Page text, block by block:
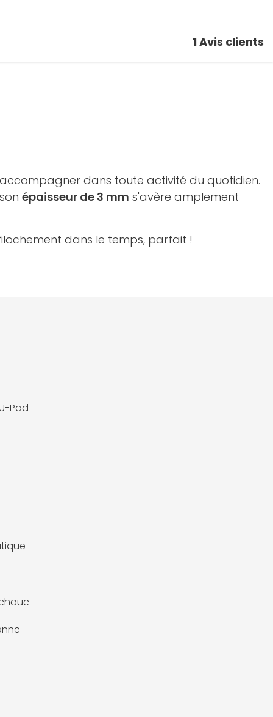
1Avis clients
dans toute activité du quotidien.
épaisseur de 3 mm s'avère amplement
dans le temps, parfait !
Pad